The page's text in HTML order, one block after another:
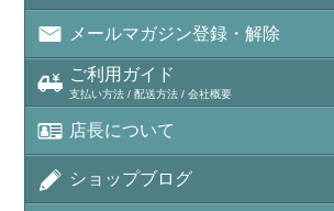
メールマガジン登録・解除
ご利用ガイド
支払い方法 / 配送方法 / 会社概要
店長について
ショップブログ